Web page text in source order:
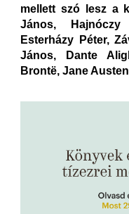
mellett szó lesz a
János,
Esterházy Péter,
János, Dante
Brontë, Jane